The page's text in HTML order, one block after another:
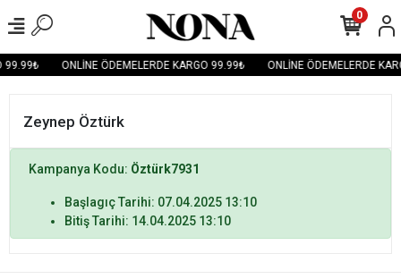
99.99₺ ONLİNE ÖDEMELERDE KARGO 99.99₺ ONLİNE ÖDEMELERDE
0
Zeynep Öztürk
Kampanya Kodu: Öztürk7931
Başlagıç Tarihi: 07.04.2025 13:10
Bitiş Tarihi: 14.04.2025 13:10